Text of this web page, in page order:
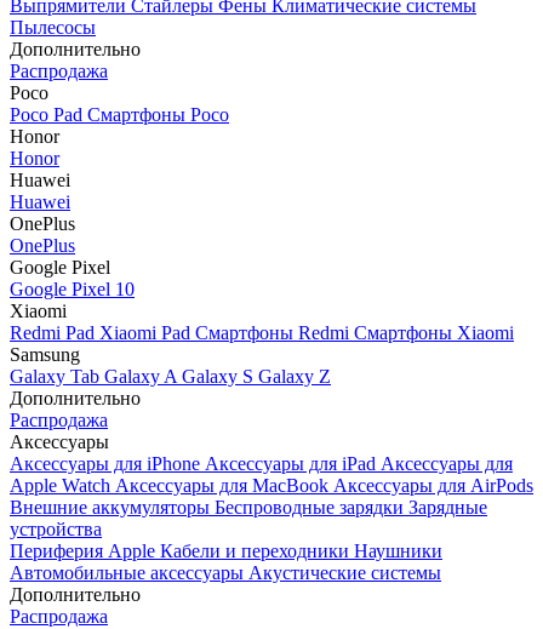
Выпрямители Стайлеры Фены Климатические системы
Пылесосы
Дополнительно
Распродажа
Poco
Poco Pad Смартфоны Poco
Honor
Honor
Huawei
Huawei
OnePlus
OnePlus
Google Pixel
Google Pixel 10
Xiaomi
Redmi Pad Xiaomi Pad Смартфоны Redmi Смартфоны Xiaomi
Samsung
Galaxy Tab Galaxy A Galaxy S Galaxy Z
Дополнительно
Распродажа
Аксессуары
Аксессуары для iPhone Аксессуары для iPad Аксессуары для
Apple Watch Аксессуары для MacBook Аксессуары для AirPods
Внешние аккумуляторы Беспроводные зарядки Зарядные
устройства
Периферия Apple Кабели и переходники Наушники
Автомобильные аксессуары Акустические системы
Дополнительно
Распродажа